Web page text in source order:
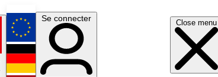
Close menu
English
Deutsch
Se connecter